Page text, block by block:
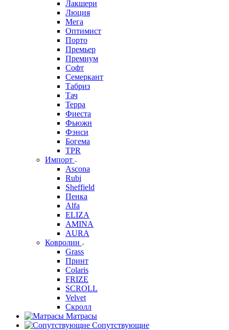
Лакшери
Люция
Мега
Оптимист
Порто
Премьер
Премиум
Софт
Семеркант
Табриз
Тач
Терра
Фиеста
Фьюжн
Фэнси
Богема
TPR
Импорт
Ascona
Rubi
Sheffield
Пенка
Alfa
ELIZA
AMINA
AURA
Ковролин
Grass
Принт
Colaris
FRIZE
SCROLL
Velvet
Скролл
Матрасы
Сопутствующие